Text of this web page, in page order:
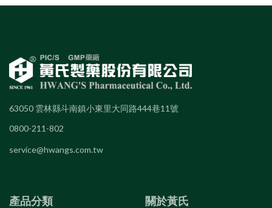
63050 雲林縣斗南鎮小東里大同路444巷11號
0800-211-802
service@hwangs.com.tw
產品分類 關於黃氏